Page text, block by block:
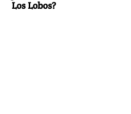
Los Lobos?